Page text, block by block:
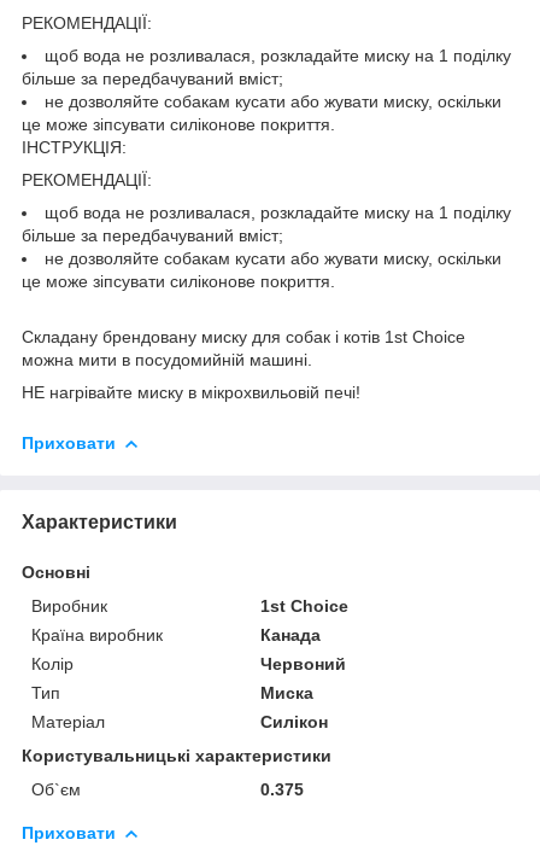
РЕКОМЕНДАЦІЇ:
щоб вода не розливалася, розкладайте миску на 1 поділку
більше за передбачуваний вміст;
не дозволяйте собакам кусати або жувати миску, оскільки
це може зіпсувати силіконове покриття.
ІНСТРУКЦІЯ:
РЕКОМЕНДАЦІЇ:
щоб вода не розливалася, розкладайте миску на 1 поділку
більше за передбачуваний вміст;
не дозволяйте собакам кусати або жувати миску, оскільки
це може зіпсувати силіконове покриття.
Складану брендовану миску для собак і котів 1st Choice
можна мити в посудомийній машині.
НЕ нагрівайте миску в мікрохвильовій печі!
Приховати
Характеристики
Основні
Виробник
1st Choice
Країна виробник
Канада
Колір
Червоний
Тип
Миска
Матеріал
Силікон
Користувальницькі характеристики
Об`єм
0.375
Приховати